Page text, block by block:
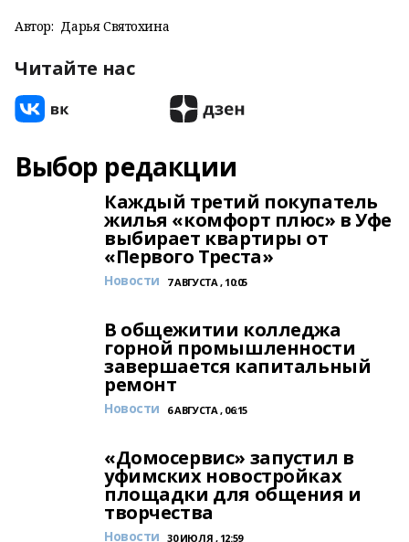
Автор: Дарья Святохина
Читайте нас
Выбор редакции
Каждый третий покупатель
жилья «комфорт плюс» в Уфе
выбирает квартиры от
«Первого Треста»
Новости 7 АВГУСТА , 10:05
В общежитии колледжа
горной промышленности
завершается капитальный
ремонт
Новости 6 АВГУСТА , 06:15
«Домосервис» запустил в
уфимских новостройках
площадки для общения и
творчества
Новости 30 ИЮЛЯ , 12:59